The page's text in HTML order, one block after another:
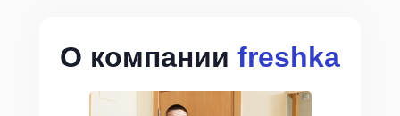
О компании freshka